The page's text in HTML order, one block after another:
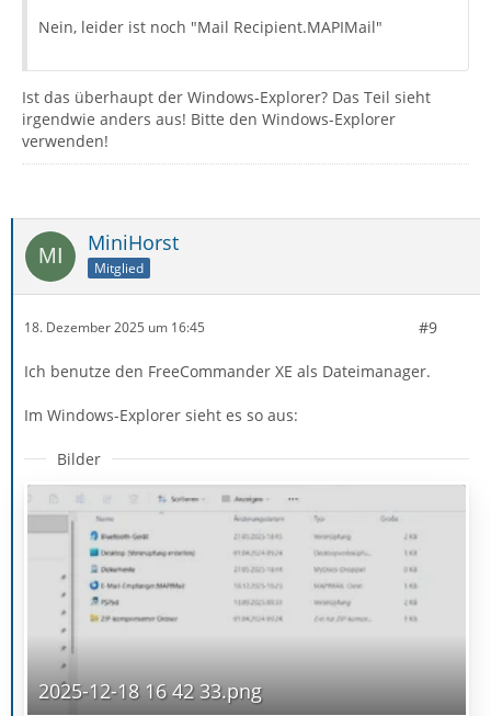
Nein, leider ist noch "Mail Recipient.MAPIMail"
Ist das überhaupt der Windows-Explorer? Das Teil sieht
irgendwie anders aus! Bitte den Windows-Explorer
verwenden!
MiniHorst
Mitglied
18. Dezember 2025 um 16:45 #9
Ich benutze den FreeCommander XE als Dateimanager.
Im Windows-Explorer sieht es so aus:
Bilder
2025-12-18 16 42 33.png